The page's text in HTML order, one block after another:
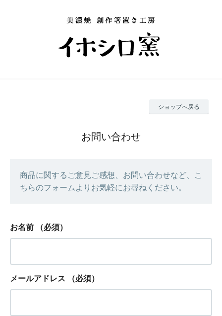
ショップへ戻る
お問い合わせ
商品に関するご意見ご感想、お問い合わせなど、こ
ちらのフォームよりお気軽にお尋ねください。
お名前 （必須）
メールアドレス （必須）